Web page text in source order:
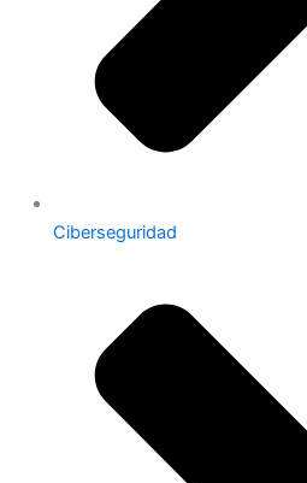
Ciberseguridad